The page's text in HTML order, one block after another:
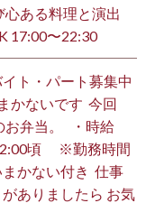
料理と演出
17:00〜22:30
ト・パート募集中
かないです ⁡ 今回
弁当。 ⁡ ⁡ ・時給
頃 ※勤務時間
かない付き ⁡ 仕事
ありましたら お気